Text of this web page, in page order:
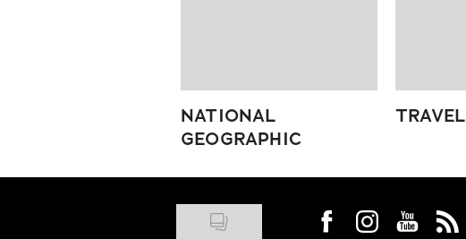
NATIONAL
GEOGRAPHIC
Visit us on Facebook
Visit us on
Visit us